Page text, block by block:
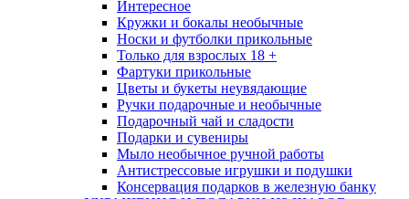
Интересное
Кружки и бокалы необычные
Носки и футболки прикольные
Только для взрослых 18 +
Фартуки прикольные
Цветы и букеты неувядающие
Ручки подарочные и необычные
Подарочный чай и сладости
Подарки и сувениры
Мыло необычное ручной работы
Антистрессовые игрушки и подушки
Консервация подарков в железную банку